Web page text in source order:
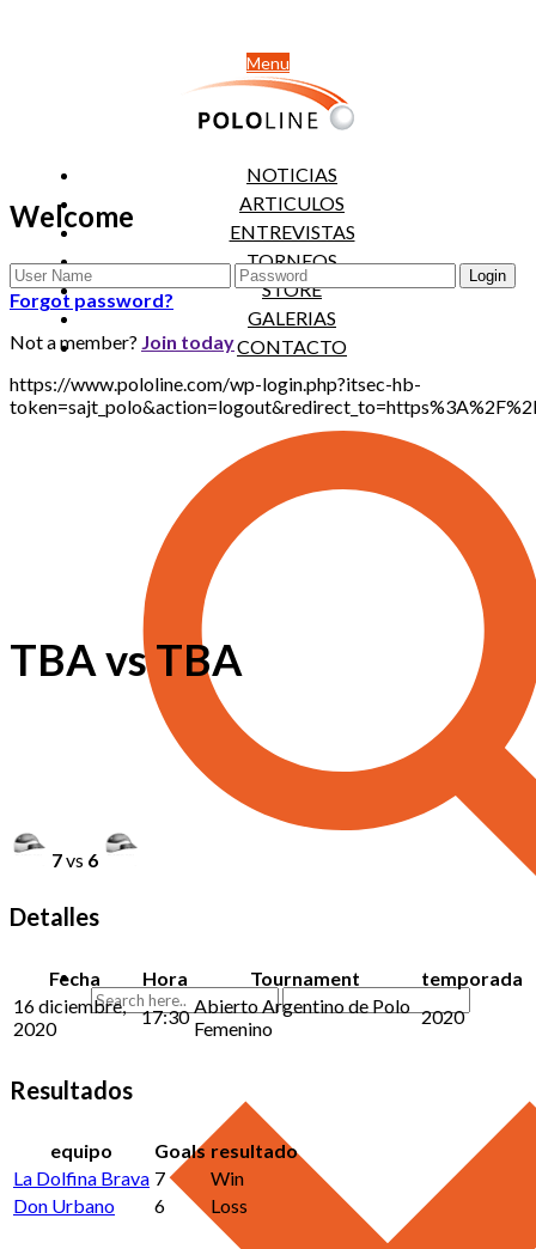
Menu
NOTICIAS
ARTICULOS
ENTREVISTAS
TORNEOS
STORE
GALERIAS
CONTACTO
Welcome
Forgot password?
Not a member? Join today
https://www.pololine.com/wp-login.php?itsec-hb-
TBA vs TBA
7vs 6
Detalles
Fecha Hora Tournament
temporada
16 diciembre,
2020
17:30 Abierto Argentino de Polo
Femenino
2020
Resultados
equipo Goals resultado
La Dolfina Brava 7
Win
Don Urbano
6 Loss